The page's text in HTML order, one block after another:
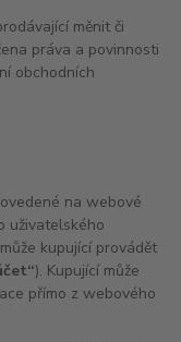
měnit či
práva a povinnosti
obchodních
na webové
uživatelského
kupující provádět
). Kupující může
přímo z webového